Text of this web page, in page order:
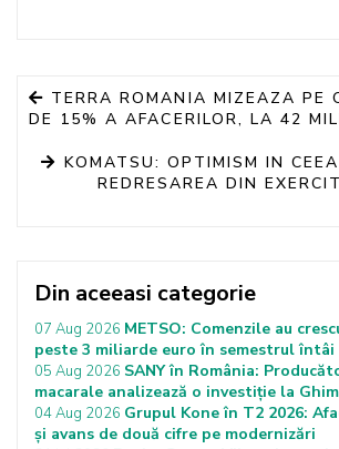
TERRA ROMANIA MIZEAZA PE
DE 15% A AFACERILOR, LA 42
KOMATSU: OPTIMISM IN
REDRESAREA DIN
Din aceeasi categorie
07 Aug 2026 METSO: Comenzile au
peste 3 miliarde euro în semestrul întâi
05 Aug 2026 SANY în România:
macarale analizează o investiție la
04 Aug 2026 Grupul Kone în T2 2026:
și avans de două cifre pe modernizări